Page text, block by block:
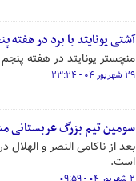
آشتی یونایتد با برد در هفته
منچستر یونایتد در هفته
۲۹ شهریور ۰۴ - ۲۳:۲۴
سومین تیم بزرگ عربستانی
بعد از ناکامی النصر و الهلال
است.